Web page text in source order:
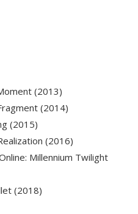
(2013)
(2014)
(2015)
(2016)
Millennium Twilight
(2018)